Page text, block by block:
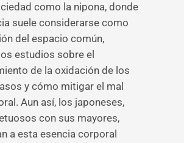
como la nipona, donde
suele considerarse como
del espacio común,
estudios sobre el
de la oxidación de los
y cómo mitigar el mal
Aun así, los japoneses,
con sus mayores,
a esta esencia corporal